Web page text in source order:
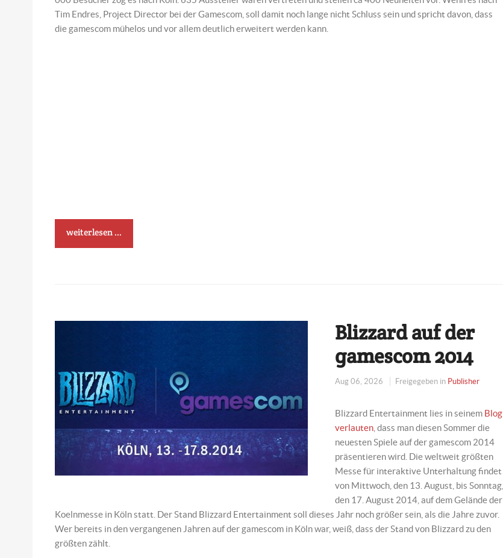
Tim Endres, Project Director bei der Gamescom, soll damit noch lange nicht Schluss sein und spricht davon, dass
die gamescom mühelos und vor allem deutlich erweitert werden kann.
weiterlesen ...
Blizzard auf der
gamescom 2014
Aug 06, 2026 Freigegeben in Publisher
Blizzard Entertainment lies in seinem Blog
verlauten , dass man diesen Sommer die
neuesten Spiele auf der gamescom 2014
präsentieren wird. Die weltweit größten
Messe für interaktive Unterhaltung findet
von Mittwoch, den 13. August, bis Sonntag,
den 17. August 2014, auf dem Gelände der
Koelnmesse in Köln statt. Der Stand Blizzard Entertainment soll dieses Jahr noch größer sein, als die Jahre zuvor.
Wer bereits in den vergangenen Jahren auf der gamescom in Köln war, weiß, dass der Stand von Blizzard zu den
größten zählt.